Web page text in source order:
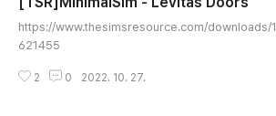
https://www.thesimsresource.com/downloads/1
621455
2 0 2022. 10. 27.